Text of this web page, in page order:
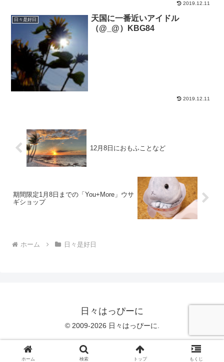
2019.12.11
日々是好日
天国に一番近いアイドル
（@_@）KBG84
2019.12.11
12月8日におもふことなど
期間限定1月8日までの「You+More」ウサ
ギショップ
ホーム 日々是好日
日々はっぴーに
© 2009-2026 日々はっぴーに.
ホーム 検索 トップ もくじ